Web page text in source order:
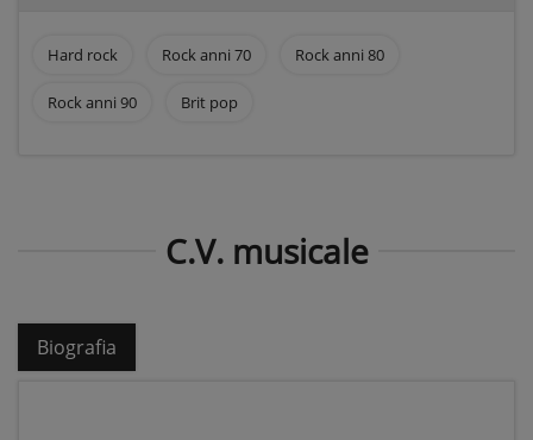
Hard rock Rock anni 70 Rock anni 80
Rock anni 90 Brit pop
C.V. musicale
Biografia